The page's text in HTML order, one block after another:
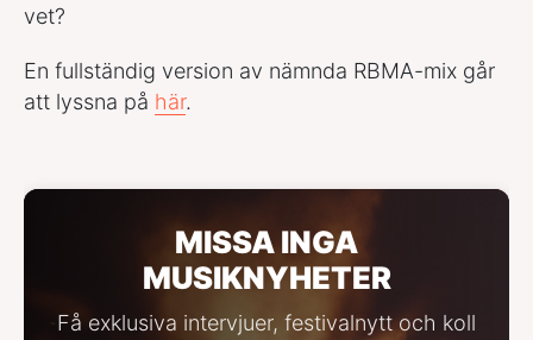
vet?
En fullständig version av nämnda RBMA-mix går
att lyssna på här.
MISSA INGA
MUSIKNYHETER
Få exklusiva intervjuer, festivalnytt och koll